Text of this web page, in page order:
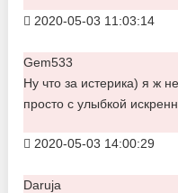
2020-05-03 11:03:14
Gem533
Ну что за истерика) я ж
просто с улыбкой
2020-05-03 14:00:29
Daruja